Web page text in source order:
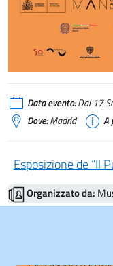
Data evento:Dal 17
Dove:Madrid A
Esposizione de “Il
Organizzato da: